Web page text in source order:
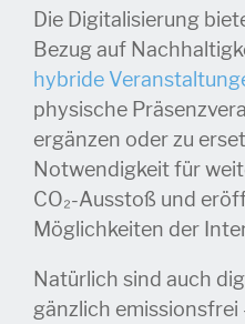
Die Digitalisierung
Bezug auf
hybride
physische
ergänzen oder zu
Notwendigkeit für
CO₂-Ausstoß und
Möglichkeiten der
Natürlich sind auch
gänzlich